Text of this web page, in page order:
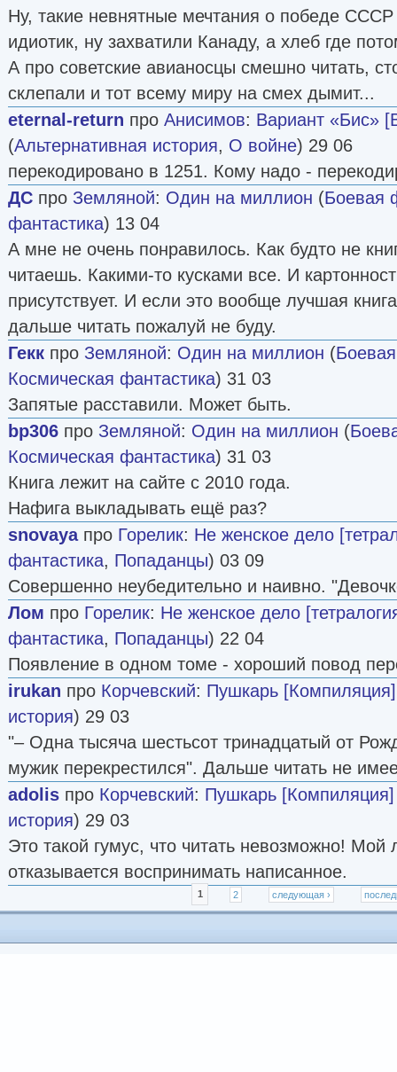
Ну, такие невнятные мечтания о победе
идиотик, ну захватили Канаду, а хлеб где
А про советские авианосцы смешно читать,
склепали и тот всему миру на смех дымит...
eternal-return про Анисимов: Вариант «Бис»
(Альтернативная история, О войне) 29 06
перекодировано в 1251. Кому надо -
ДС про Земляной: Один на миллион (Боевая
фантастика) 13 04
А мне не очень понравилось. Как будто не
читаешь. Какими-то кусками все. И
присутствует. И если это вообще лучшая
дальше читать пожалуй не буду.
Гекк про Земляной: Один на миллион (
Космическая фантастика) 31 03
Запятые расставили. Может быть.
bp306 про Земляной: Один на миллион (
Космическая фантастика) 31 03
Книга лежит на сайте с 2010 года.
Нафига выкладывать ещё раз?
snovayaпро Горелик: Не женское дело
фантастика, Попаданцы) 03 09
Совершенно неубедительно и наивно.
Лом про Горелик: Не женское дело
фантастика, Попаданцы) 22 04
Появление в одном томе - хороший повод
irukan про Корчевский: Пушкарь [Компиляция]
история) 29 03
"– Одна тысяча шестьсот тринадцатый от
мужик перекрестился". Дальше читать не
adolis про Корчевский: Пушкарь [Компиляция]
история) 29 03
Это такой гумус, что читать невозможно! Мой
отказывается воспринимать написанное.
1 2 следующая ›